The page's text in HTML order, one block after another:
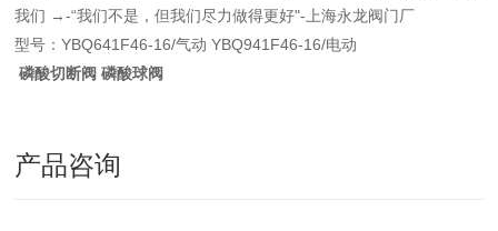
我们 →-“我们不是，但我们尽力做得更好"-上海永龙阀门厂
型号：YBQ641F46-16/气动 YBQ941F46-16/电动
磷酸切断阀 磷酸球阀
产品咨询